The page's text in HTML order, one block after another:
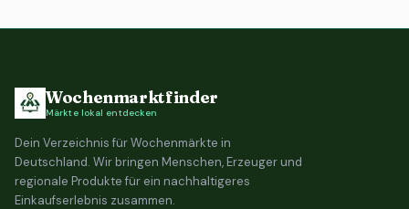
Wochenmarktfinder
Märkte lokal entdecken
Dein Verzeichnis für Wochenmärkte in
Deutschland. Wir bringen Menschen, Erzeuger und
regionale Produkte für ein nachhaltigeres
Einkaufserlebnis zusammen.